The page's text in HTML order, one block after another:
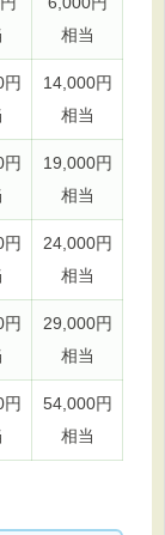
相当
円
14,000円
相当
円
19,000円
相当
円
24,000円
相当
円
29,000円
相当
54,000円
相当